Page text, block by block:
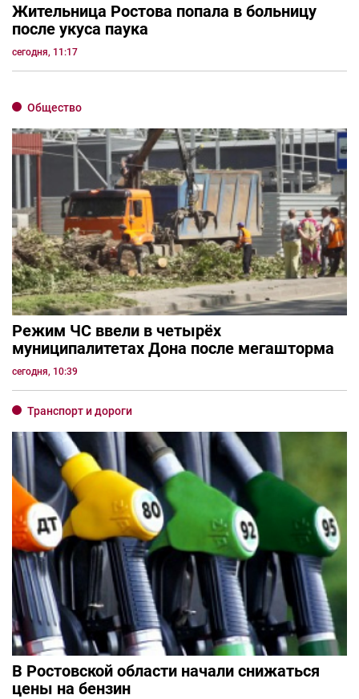
Жительница Ростова попала в больницу
после укуса паука
сегодня, 11:17
Общество
Режим ЧС ввели в четырёх
муниципалитетах Дона после мегашторма
сегодня, 10:39
Транспорт и дороги
В Ростовской области начали снижаться
цены на бензин